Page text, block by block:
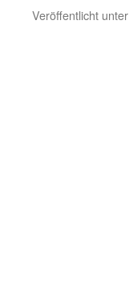
Veröffentlicht unter